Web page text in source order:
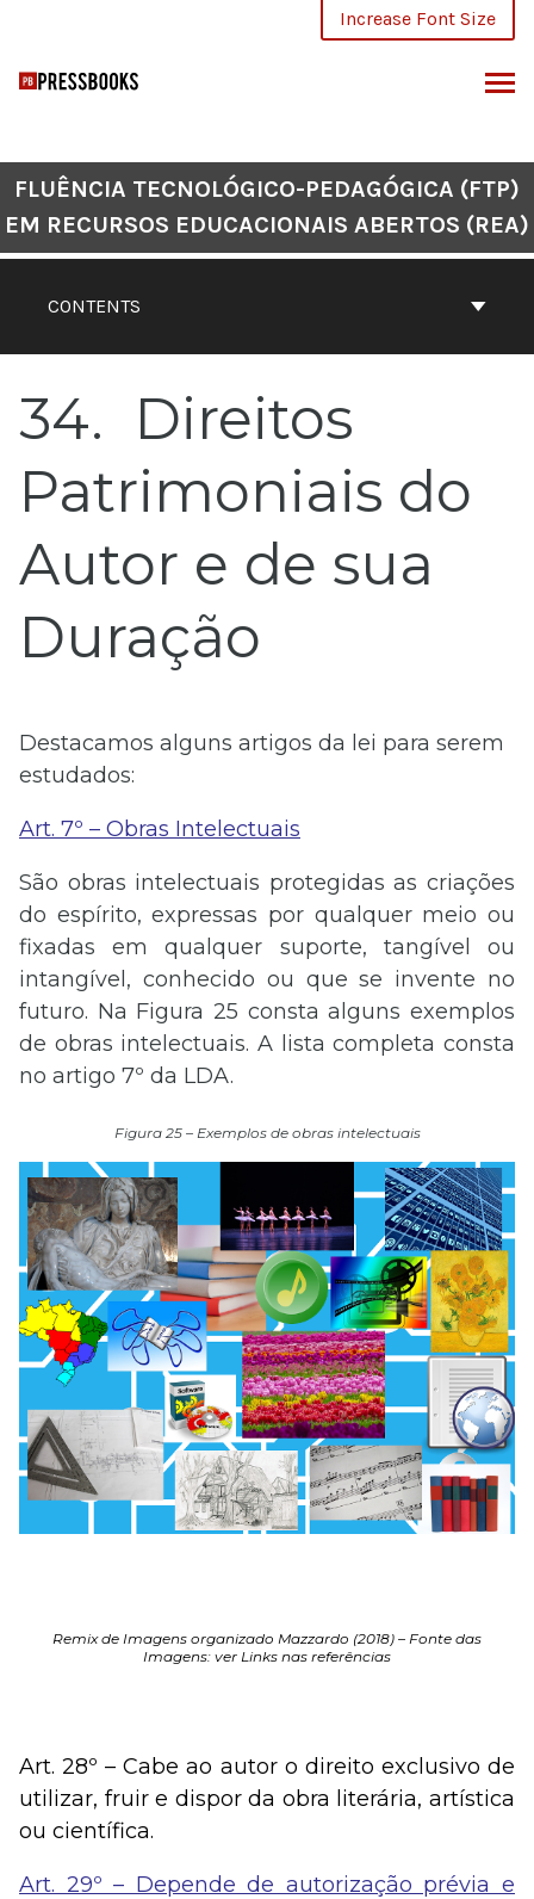
content
Increase Font Size
CONTENTS
FLUÊNCIA TECNOLÓGICO-PEDAGÓGICA (FTP)
EM RECURSOS EDUCACIONAIS ABERTOS (REA)
34
Direitos
Patrimoniais do
Autor e de sua
Duração
Destacamos alguns artigos da lei para serem
estudados:
Art. 7º – Obras Intelectuais
São obras intelectuais protegidas as criações
do espírito, expressas por qualquer meio ou
fixadas em qualquer suporte, tangível ou
intangível, conhecido ou que se invente no
futuro. Na Figura 25 consta alguns exemplos
de obras intelectuais. A lista completa consta
no artigo 7º da LDA.
Figura 25 – Exemplos de obras intelectuais
Remix de Imagens organizado Mazzardo (2018) – Fonte das
Imagens: ver Links nas referências
Art. 28º – Cabe ao autor o direito exclusivo de
utilizar, fruir e dispor da obra literária, artística
ou científica.
Art. 29º – Depende de autorização prévia e